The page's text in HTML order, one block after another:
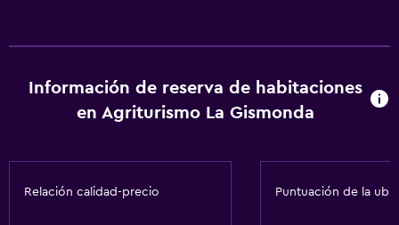
Baño
Bidé
Secador de pelo
Información de reserva de habitaciones
en Agriturismo La Gismonda
Relación calidad-precio Puntuación de la